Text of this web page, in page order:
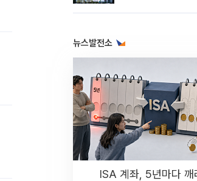
뉴스발전소
ISA 계좌, 5년마다 깨